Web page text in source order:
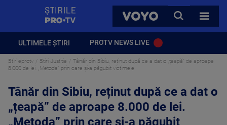
VOYO
CAUTA
TOATE
ULTIMELE ȘTIRI PROTV NEWS LIVE
Stirileprotv Stiri Justitie
Tânăr din Sibiu, reținut după ce a dat o „țeapă” de aproape
8.000 de lei. „Metoda” prin care și-a păgubit victimele
Tânăr din Sibiu, reținut după ce a dat o
„țeapă” de aproape 8.000 de lei.
„Metoda” prin care și-a păgubit